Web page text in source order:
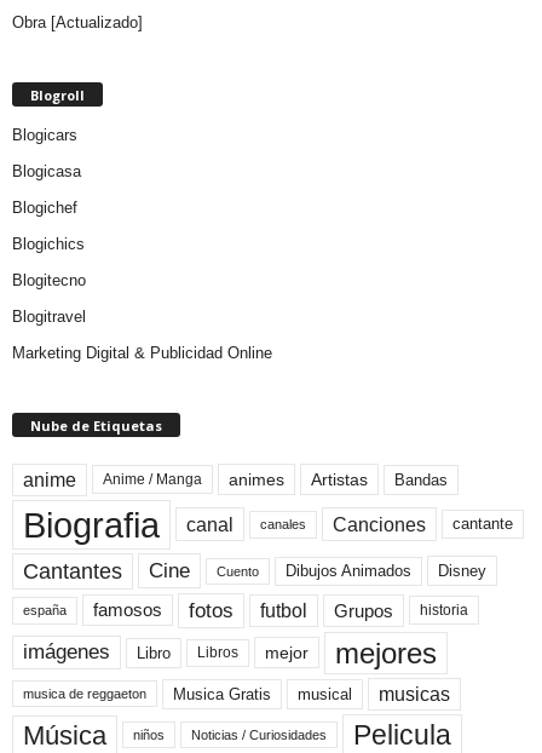
Obra [Actualizado]
Blogroll
Blogicars
Blogicasa
Blogichef
Blogichics
Blogitecno
Blogitravel
Marketing Digital & Publicidad Online
Nube de Etiquetas
anime Anime / Manga animes Artistas Bandas
Biografia canal canales Canciones cantante
Cantantes Cine Cuento Dibujos Animados Disney
españa famosos fotos futbol Grupos historia
imágenes Libro Libros mejor mejores
musica de reggaeton Musica Gratis musical musicas
Música niños Noticias / Curiosidades Pelicula